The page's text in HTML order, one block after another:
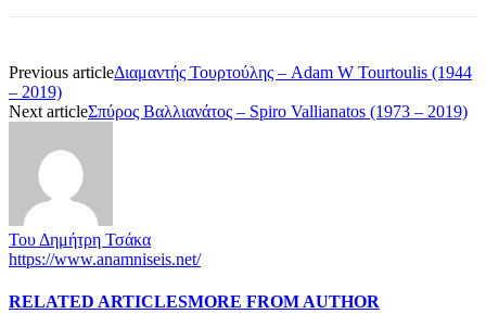
Previous articleΔιαμαντής Τουρτούλης – Adam W Tourtoulis (1944
– 2019)
Next articleΣπύρος Βαλλιανάτος – Spiro Vallianatos (1973 – 2019)
Του Δημήτρη Τσάκα
https://www.anamniseis.net/
RELATED ARTICLESMORE FROM AUTHOR